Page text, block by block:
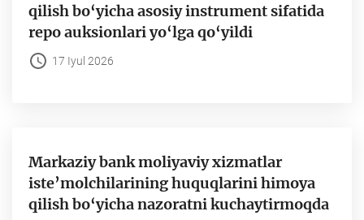
qilish bo‘yicha asosiy instrument sifatida
repo auksionlari yo‘lga qo‘yildi
17 Iyul 2026
Markaziy bank moliyaviy xizmatlar
iste’molchilarining huquqlarini himoya
qilish bo‘yicha nazoratni kuchaytirmoqda